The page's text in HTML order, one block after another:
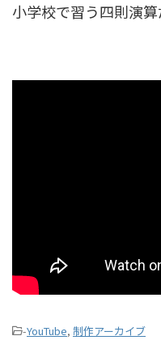
小学校で習う四則演
-YouTube, 制作アーカイブ